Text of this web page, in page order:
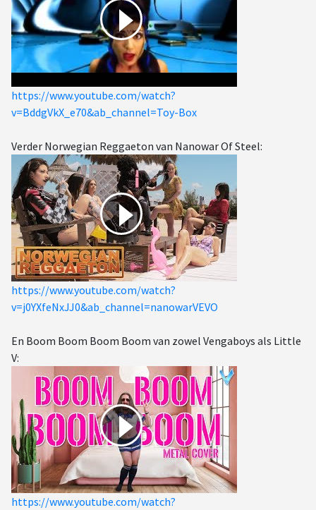
https://www.youtube.com/watch?
v=BddgVkX_e70&ab_channel=Toy-Box
Verder Norwegian Reggaeton van Nanowar Of Steel:
https://www.youtube.com/watch?
v=j0YXfeNxJJ0&ab_channel=nanowarVEVO
En Boom Boom Boom Boom van zowel Vengaboys als Little
V:
https://www.youtube.com/watch?